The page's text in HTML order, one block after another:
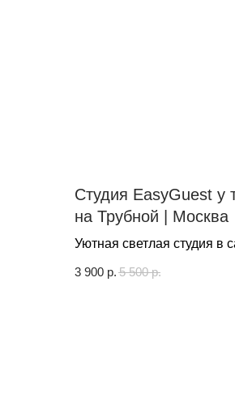
Студия EasyGuest у
на Трубной | Москва
Уютная светлая студия в
знаменитой Неглинной
3 900 р. 5 500 р.